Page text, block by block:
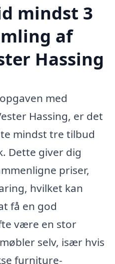
mindst 3
af
Hassing
med
Hassing, er det
mindst tre tilbud
Dette giver dig
priser,
hvilket kan
få en god
være en stor
selv, især hvis
furniture-